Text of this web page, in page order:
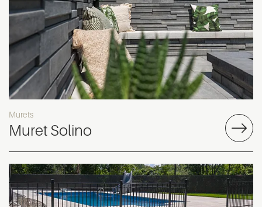
Murets
Muret Solino